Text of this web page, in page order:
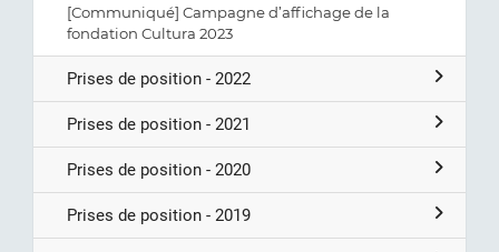
[Communiqué] Campagne d’affichage de la
fondation Cultura 2023
Prises de position - 2022
Prises de position - 2021
Prises de position - 2020
Prises de position - 2019